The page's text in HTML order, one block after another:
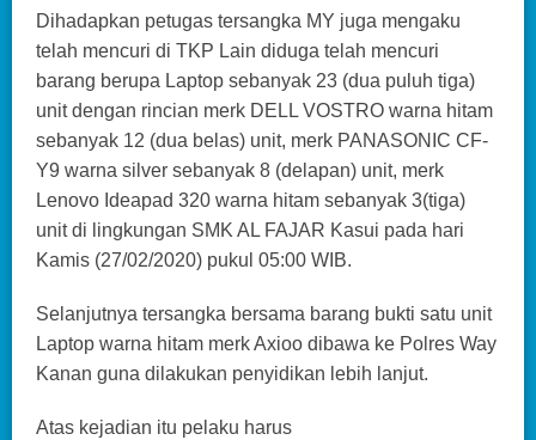
Dihadapkan petugas tersangka MY juga mengaku
telah mencuri di TKP Lain diduga telah mencuri
barang berupa Laptop sebanyak 23 (dua puluh tiga)
unit dengan rincian merk DELL VOSTRO warna hitam
sebanyak 12 (dua belas) unit, merk PANASONIC CF-
Y9 warna silver sebanyak 8 (delapan) unit, merk
Lenovo Ideapad 320 warna hitam sebanyak 3(tiga)
unit di lingkungan SMK AL FAJAR Kasui pada hari
Kamis (27/02/2020) pukul 05:00 WIB.
Selanjutnya tersangka bersama barang bukti satu unit
Laptop warna hitam merk Axioo dibawa ke Polres Way
Kanan guna dilakukan penyidikan lebih lanjut.
Atas kejadian itu pelaku harus